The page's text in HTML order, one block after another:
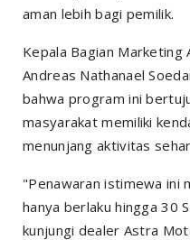
aman lebih bagi pemilik.
Kepala Bagian
Andreas Nathanael
bahwa program ini
masyarakat memiliki
menunjang aktivitas
"Penawaran istimewa ini
hanya berlaku hingga 30
kunjungi dealer Astra